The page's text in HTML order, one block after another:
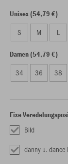
Unisex (54,79 €)
S M L
Damen (54,79 €)
34 36 38
Fixe
Bild
danny u. dance